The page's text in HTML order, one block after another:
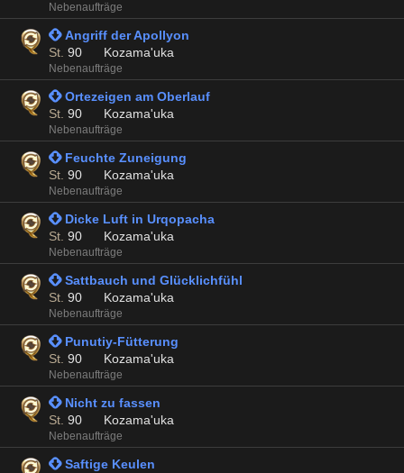
Nebenaufträge
 Angriff der Apollyon
St. 90 Kozama'uka
Nebenaufträge
 Ortezeigen am Oberlauf
St. 90 Kozama'uka
Nebenaufträge
 Feuchte Zuneigung
St. 90 Kozama'uka
Nebenaufträge
 Dicke Luft in Urqopacha
St. 90 Kozama'uka
Nebenaufträge
 Sattbauch und Glücklichfühl
St. 90 Kozama'uka
Nebenaufträge
 Punutiy-Fütterung
St. 90 Kozama'uka
Nebenaufträge
 Nicht zu fassen
St. 90 Kozama'uka
Nebenaufträge
 Saftige Keulen